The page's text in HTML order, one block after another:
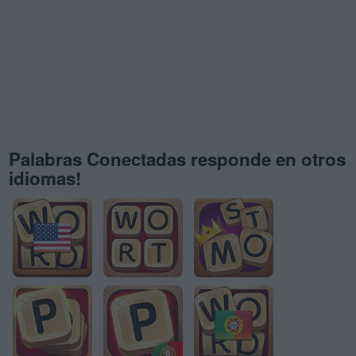
Palabras Conectadas responde en otros
idiomas!